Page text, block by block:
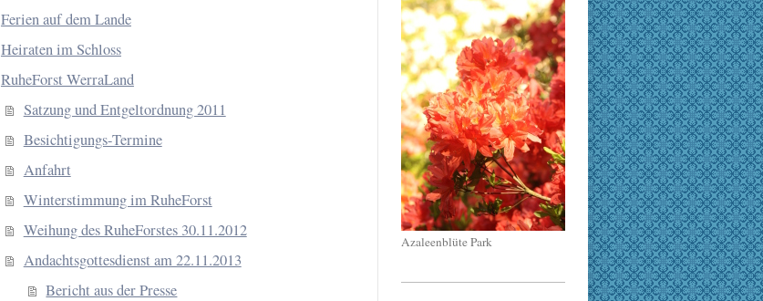
Ferien auf dem Lande
Heiraten im Schloss
RuheForst WerraLand
Satzung und Entgeltordnung 2011
Besichtigungs-Termine
Anfahrt
Winterstimmung im RuheForst
Weihung des RuheForstes 30.11.2012
Andachtsgottesdienst am 22.11.2013
Bericht aus der Presse
Azaleenblüte Park